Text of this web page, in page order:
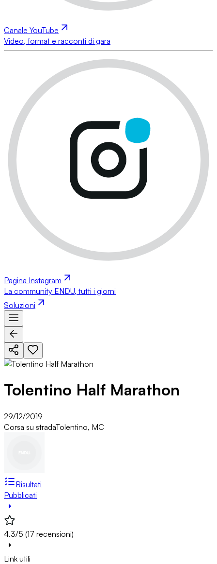
Canale YouTube
Video, format e racconti di gara
Pagina Instagram
La community ENDU, tutti i giorni
Soluzioni
Tolentino Half Marathon
29/12/2019
Corsa su stradaTolentino, MC
Risultati
Pubblicati
4.3/5 (17 recensioni)
Link utili